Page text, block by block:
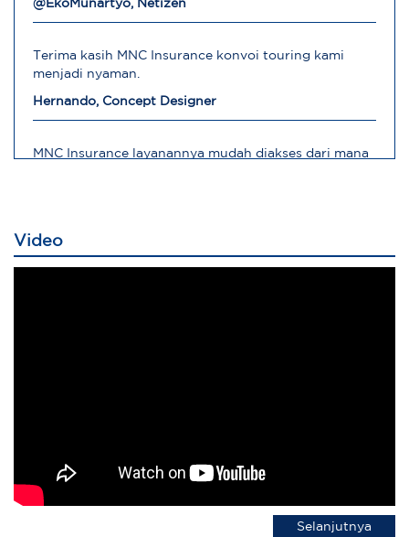
@EkoMunartyo, Netizen
Terima kasih MNC Insurance konvoi touring kami
menjadi nyaman.
Hernando, Concept Designer
MNC Insurance layanannya mudah diakses dari mana
Video
Selanjutnya